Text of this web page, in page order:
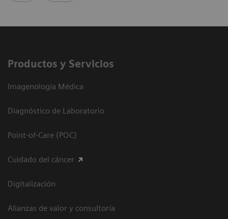
Productos y Servicios
Imagenología Médica
Diagnóstico de Laboratorio
Point-of-Care (POC)
Cuidado del cáncer
Digitalización
Alianzas de valor y consultoría